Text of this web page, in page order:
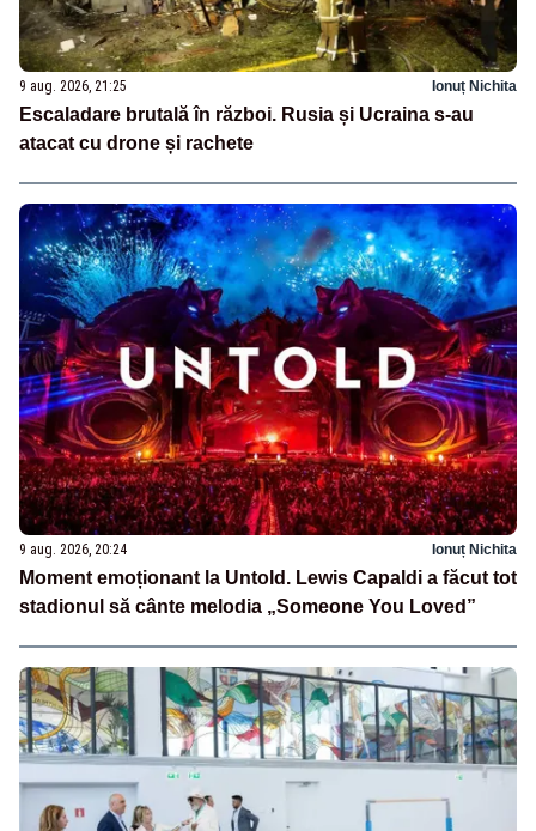
9 aug. 2026, 21:25 Ionuț Nichita
Escaladare brutală în război. Rusia și Ucraina s-au
atacat cu drone și rachete
9 aug. 2026, 20:24 Ionuț Nichita
Moment emoționant la Untold. Lewis Capaldi a făcut tot
stadionul să cânte melodia „Someone You Loved”